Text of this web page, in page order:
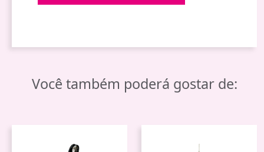
Você também poderá gostar de: